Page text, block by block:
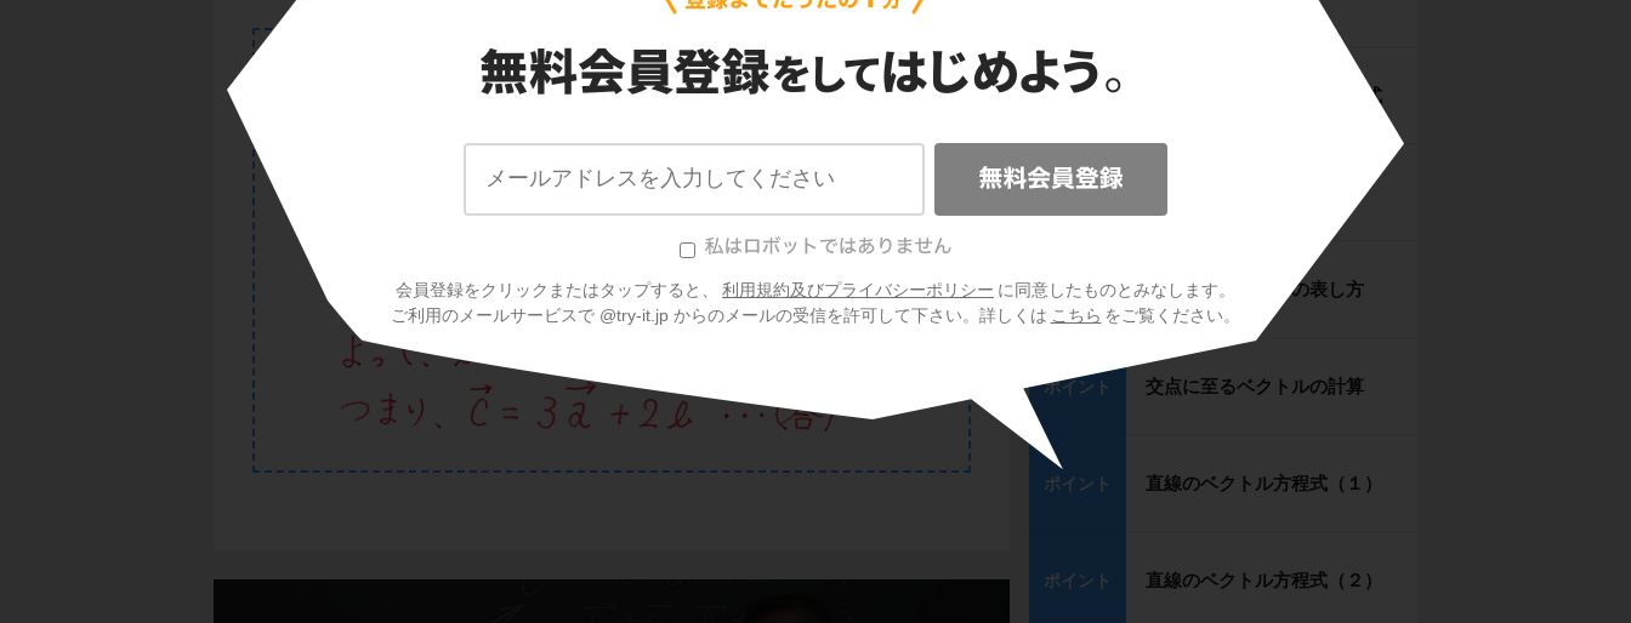
会員登録をクリックまたはタップすると、 利用規約及びプライバシーポリシー に同意したものとみなします。
ご利用のメールサービスで @try-it.jp からのメールの受信を許可して下さい。詳しくは こちら をご覧ください。
ポイント 中点公式と三角形の重心公式
ポイント
ポイント 直線ＡＢ上の点Ｐの表し方
ポイント 交点に至るベクトルの計算
ポイント 直線のベクトル方程式（１）
ポイント 直線のベクトル方程式（２）